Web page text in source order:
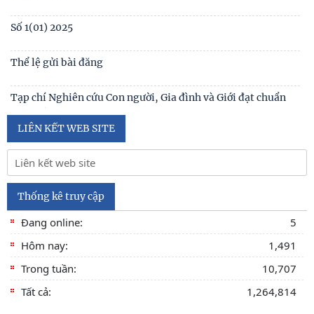
Số 2(02) 2025
Số 1(01) 2025
Thể lệ gửi bài đăng
Tạp chí Nghiên cứu Con người, Gia đình và Giới đạt chuẩn
Tạp chí khoa học Việt Nam năm 2026
Số 1 -2026
Nội hàm của quyền con người được sống trong môi trường
LIÊN KẾT WEB SITE